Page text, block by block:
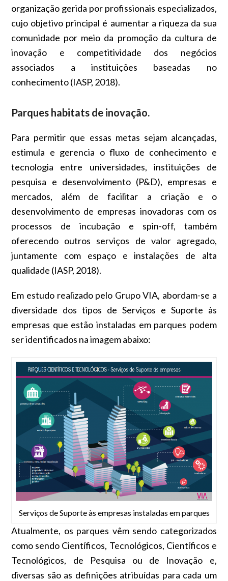
organização gerida por profissionais especializados,
cujo objetivo principal é aumentar a riqueza da sua
comunidade por meio da promoção da cultura de
inovação e competitividade dos negócios
associados a instituições baseadas no
conhecimento (IASP, 2018).
Parques habitats de inovação.
Para permitir que essas metas sejam alcançadas,
estimula e gerencia o fluxo de conhecimento e
tecnologia entre universidades, instituições de
pesquisa e desenvolvimento (P&D), empresas e
mercados, além de facilitar a criação e o
desenvolvimento de empresas inovadoras com os
processos de incubação e spin-off, também
oferecendo outros serviços de valor agregado,
juntamente com espaço e instalações de alta
qualidade (IASP, 2018).
Em estudo realizado pelo Grupo VIA, abordam-se a
diversidade dos tipos de Serviços e Suporte às
empresas que estão instaladas em parques podem
ser identificados na imagem abaixo:
Serviços de Suporte às empresas instaladas em parques
Atualmente, os parques vêm sendo categorizados
como sendo Científicos, Tecnológicos, Científicos e
Tecnológicos, de Pesquisa ou de
Inovação e,
diversas são as definições atribuídas para cada um